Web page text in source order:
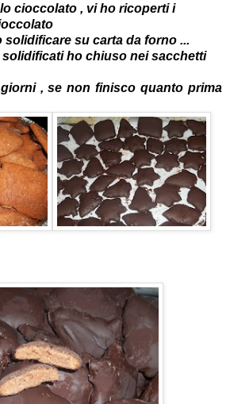
cioccolato , vi ho ricoperti i
su carta da forno ...
ho chiuso nei sacchetti
, se non finisco quanto prima